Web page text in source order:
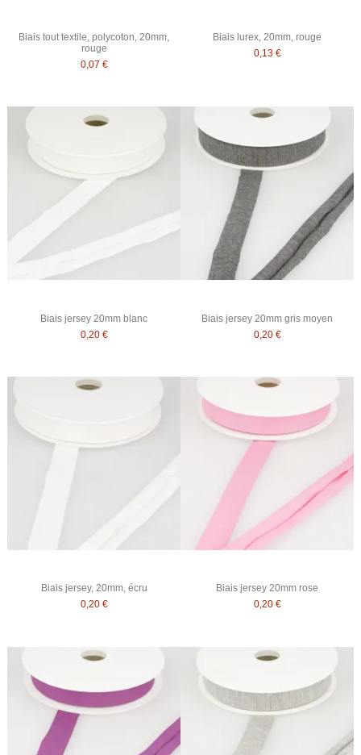
Biais tout textile, polycoton, 20mm,
rouge
0,07 €
Biais lurex, 20mm, rouge
0,13 €
Biais jersey 20mm blanc
0,20 €
Biais jersey 20mm gris moyen
0,20 €
Biais jersey, 20mm, écru
0,20 €
Biais jersey 20mm rose
0,20 €